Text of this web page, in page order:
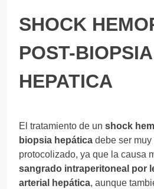
SHOCK
POST-BIOPSIA
HEPATICA
El tratamiento de un shock
biopsia hepática debe ser
protocolizado, ya que la causa
sangrado intraperitoneal por
arterial hepática, aunque